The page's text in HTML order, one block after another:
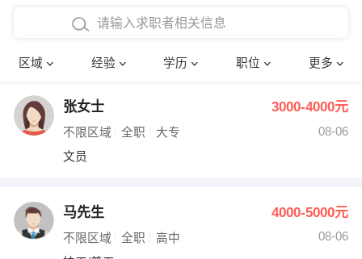
区域 经验 学历 职位 更多
在校学生工作经验
四年以上工作经验
五年以上工作经验
博士
文员 护士
财务会计
网络IT
确定
张女士 3000-4000元
不限区域 全职 大专
08-06
文员
马先生 4000-5000元
不限区域 全职 高中
08-06